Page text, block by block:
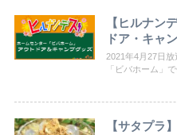
【ヒルナン
ドア・キャ
2021年4月27日
「ビバホーム」
【サタプラ